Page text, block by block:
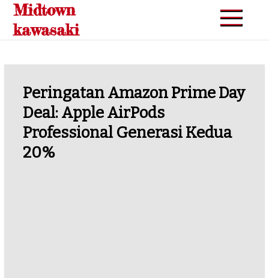
Skip
content
Midtown
kawasaki
Peringatan Amazon Prime Day
Deal: Apple AirPods
Professional Generasi Kedua
20%